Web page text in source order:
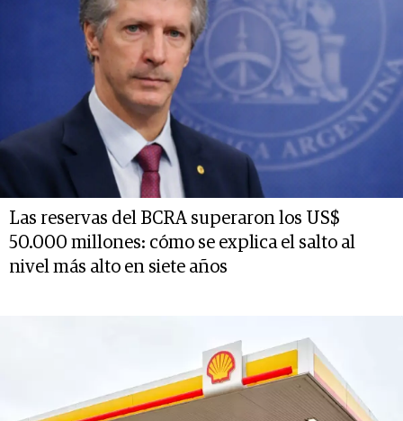
Las reservas del BCRA superaron los US$
50.000 millones: cómo se explica el salto al
nivel más alto en siete años